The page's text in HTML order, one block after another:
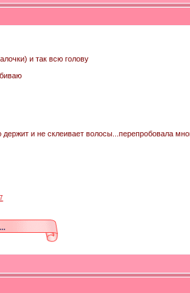
и так всю голову
и не склеивает волосы...перепробовала